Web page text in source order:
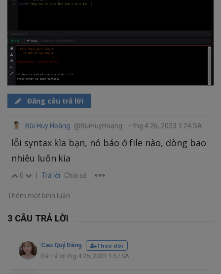
Đăng câu trả lời
Bùi Huy Hoàng @BuiHuyHoang • thg 4 26, 2023 1:24 SA
lỗi syntax kìa bạn, nó báo ở file nào, dòng bao
nhiêu luôn kìa
0 Trả lời Chia sẻ
Thêm một bình luận
3 CÂU TRẢ LỜI
Cao Quý Đăng
Theo dõi
Đã trả lời thg 4 26, 2023 1:57 SA